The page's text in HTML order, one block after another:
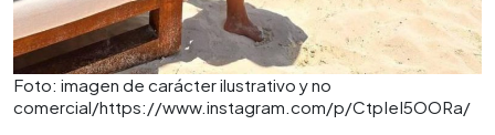
Foto: imagen de carácter ilustrativo y no
comercial/https://www.instagram.com/p/CtpIeI5OORa/